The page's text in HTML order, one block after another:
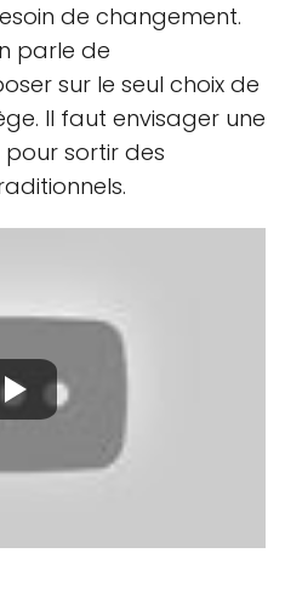
de changement.
parle de
sur le seul choix de
Il faut envisager une
sortir des